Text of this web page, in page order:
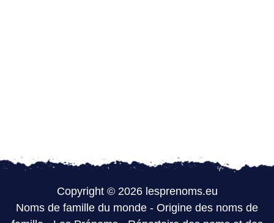
Copyright © 2026 lesprenoms.eu
Noms de famille du monde - Origine des noms de